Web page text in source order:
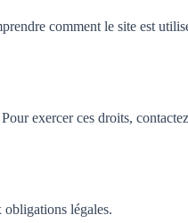
comment le site est
exercer ces droits,
obligations légales.